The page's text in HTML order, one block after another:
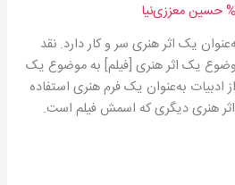
حسین معززی‌نیا
یک اثر هنری سر و کار دارد. نقد
یک اثر هنری [فیلم] به موضوع یک
ادبیات به‌عنوان یک فرم هنری استفاده
هنری دیگری که اسمش فیلم است.